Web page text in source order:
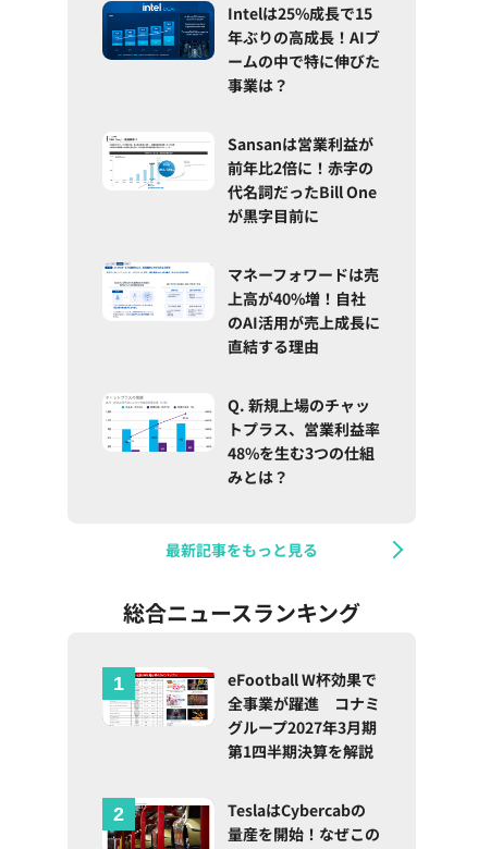
Intelは25%成長で15
年ぶりの高成長！AIブ
ームの中で特に伸びた
事業は？
Sansanは営業利益が
前年比2倍に！赤字の
代名詞だったBill One
が黒字目前に
マネーフォワードは売
上高が40%増！自社
のAI活用が売上成長に
直結する理由
Q. 新規上場のチャッ
トプラス、営業利益率
48%を生む3つの仕組
みとは？
最新記事をもっと見る
総合ニュースランキング
eFootball W杯効果で
全事業が躍進 コナミ
グループ2027年3月期
第1四半期決算を解説
TeslaはCybercabの
量産を開始！なぜこの